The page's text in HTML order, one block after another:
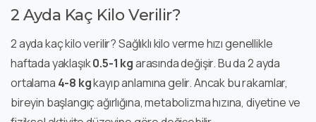
2 Ayda Kaç Kilo Verilir?
2 ayda kaç kilo verilir? Sağlıklı kilo verme hızı genellikle
haftada yaklaşık0.5-1 kgarasında değişir. Bu da 2 ayda
ortalama 4-8 kgkayıp anlamına gelir. Ancak bu rakamlar,
bireyin başlangıç ağırlığına, metabolizma hızına, diyetine ve